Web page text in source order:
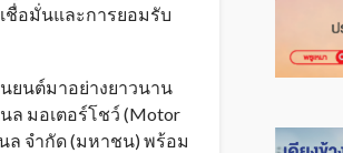
เชื่อมั่นและการยอมรับ
ยนต์มาอย่างยาวนาน
ล มอเตอร์โชว์ (Motor
ล จำกัด (มหาชน) พร้อม